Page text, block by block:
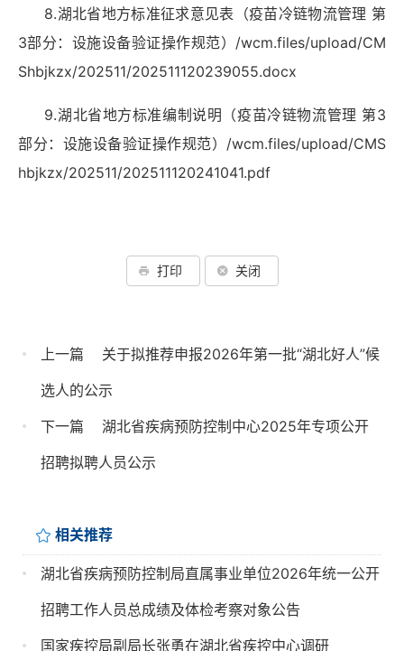
8.湖北省地方标准征求意见表（疫苗冷链物流管理 第
3部分：设施设备验证操作规范） /wcm.files/upload/CM
Shbjkzx/202511/202511120239055.docx
9.湖北省地方标准编制说明（疫苗冷链物流管理 第3
部分：设施设备验证操作规范） /wcm.files/upload/CMS
hbjkzx/202511/202511120241041.pdf
打印 关闭
上一篇
关于拟推荐申报2026年第一批“湖北好人”候
选人的公示
下一篇
湖北省疾病预防控制中心2025年专项公开
招聘拟聘人员公示
相关推荐
湖北省疾病预防控制局直属事业单位2026年统一公开
招聘工作人员总成绩及体检考察对象公告
国家疾控局副局长张勇在湖北省疾控中心调研